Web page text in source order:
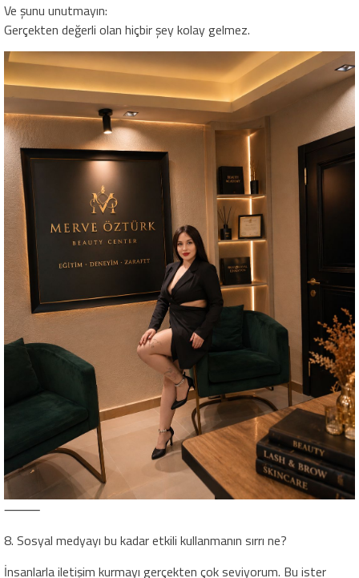
Ve şunu unutmayın:
Gerçekten değerli olan hiçbir şey kolay gelmez.
⸻
8. Sosyal medyayı bu kadar etkili kullanmanın sırrı ne?
İnsanlarla iletişim kurmayı gerçekten çok seviyorum. Bu ister